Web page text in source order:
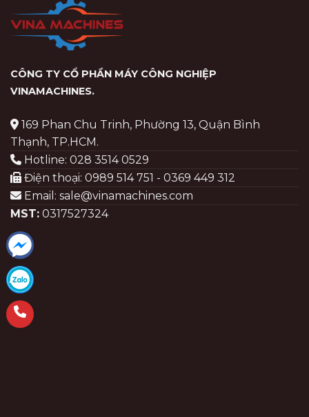
CÔNG TY CỔ PHẦN MÁY CÔNG NGHIỆP
VINAMACHINES.
169 Phan Chu Trinh, Phường 13, Quận Bình
Thạnh, TP.HCM.
Hotline: 028 3514 0529
Điện thoại: 0989 514 751 - 0369 449 312
Email: sale@vinamachines.com
MST: 0317527324